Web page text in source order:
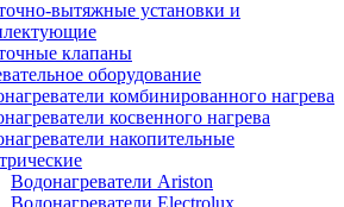
вытяжные установки и
клапаны
оборудование
комбинированного нагрева
косвенного нагрева
накопительные
Водонагреватели Ariston